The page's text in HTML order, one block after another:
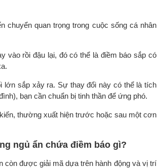
chuyển quan trọng trong cuộc sống cá nhân
vào rồi đậu lại, đó có thể là điềm báo sắp có
lớn sắp xảy ra. Sự thay đổi này có thể là tích
bạn cần chuẩn bị tinh thần để ứng phó.
thường xuất hiện trước hoặc sau một cơn
ngủ ẩn chứa điềm báo gì?
còn được giải mã dựa trên hành động và vị trí